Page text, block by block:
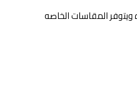
المقاسات الخاصه